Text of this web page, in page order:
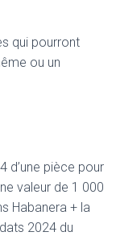
qui pourront
ou un
d’une pièce pour
valeur de 1 000
Habanera + la
2024 du